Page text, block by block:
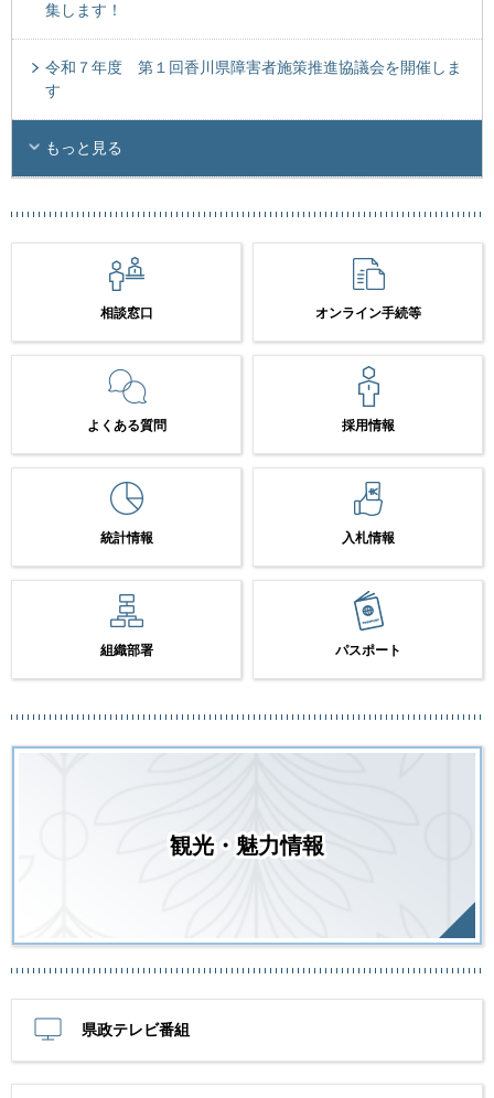
集します！
令和７年度 第１回香川県障害者施策推進協議会を開催しま
す
もっと見る
相談窓口 オンライン手続等
よくある質問 採用情報
統計情報 入札情報
組織部署 パスポート
観光・魅力情報
県政テレビ番組